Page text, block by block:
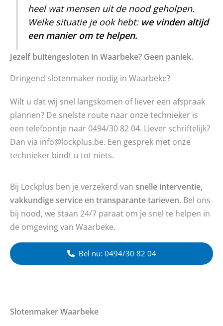
heel wat mensen uit de nood geholpen.
Welke situatie je ook hebt: we vinden altijd
een manier om te helpen.
Jezelf buitengesloten in Waarbeke? Geen paniek.
Dringend slotenmaker nodig in Waarbeke?
Wilt u dat wij snel langskomen of liever een afspraak
plannen? De snelste route naar onze technieker is
een telefoontje naar 0494/30 82 04. Liever schriftelijk?
Dan via info@lockplus.be. Een gesprek met onze
technieker bindt u tot niets.
Bij Lockplus ben je verzekerd van snelle interventie,
vakkundige service en transparante tarieven. Bel ons
bij nood, we staan 24/7 paraat om je snel te helpen in
de omgeving van Waarbeke.
Bel nu: 0494/30 82 04
SlotenmakerWaarbeke